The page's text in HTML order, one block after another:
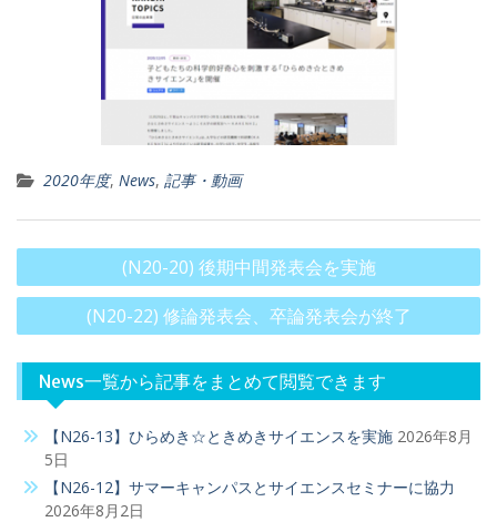
2020年度, News, 記事・動画
投
稿
シ
ョ
(N20-20) 後期中間発表会を実施
(N20-22) 修論発表会、卒論発表会が終了
News一覧から記事をまとめて閲覧できます
【N26-13】ひらめき☆ときめきサイエンスを実施 2026年8月
5日
【N26-12】サマーキャンパスとサイエンスセミナーに協力
2026年8月2日